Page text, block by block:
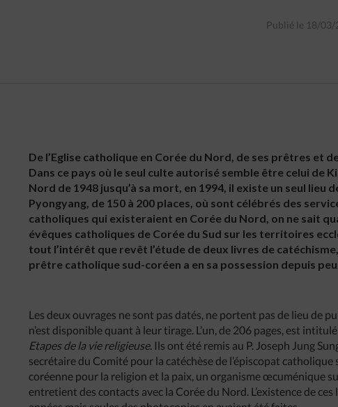
Publié le 18/03/
De l’Eglise catholique en Corée du Nord, de ses prêtres et
Dans ce pays où le seul culte autorisé semble être celui de
Nord de 1948 jusqu’à sa mort, en 1994, il existe un seul lieu
Pyongyang, de 150 à 200 places, où sont célébrés des
catholiques qui existeraient en Corée du Nord, on ne sait
évêques catholiques de Corée du Sud sur les territoires
tout l’intérêt que revêt l’étude de deux livres de
prêtre catholique sud-coréen a en sa possession depuis
Les deux ouvrages ne sont pas datés, ne portent pas de lieu de
n’est disponible quant à leur tirage. L’un, de 206 pages, est intitulé
Etapes de la vie religieuse. Ils ont été remis au P. Joseph Jung
secrétaire du Comité pour la catéchèse de l’épiscopat
coréenne pour la religion et la paix, un organisme œcuménique
entretient des contacts avec la Corée du Nord. L’existence de